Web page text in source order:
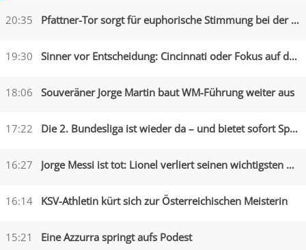
20:35 Pfattner-Tor sorgt für euphorische Stimmung bei der Austria
19:30 Sinner vor Entscheidung: Cincinnati oder Fokus auf die US Open?
18:06 Souveräner Jorge Martin baut WM-Führung weiter aus
17:22 Die 2. Bundesliga ist wieder da – und bietet sofort Spektakel
16:27 Jorge Messi ist tot: Lionel verliert seinen wichtigsten Begleiter
16:14 KSV-Athletin kürt sich zur Österreichischen Meisterin
15:21 Eine Azzurra springt aufs Podest